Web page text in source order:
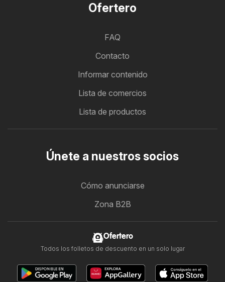
Ofertero
FAQ
Contacto
Informar contenido
Lista de comercios
Lista de productos
Únete a nuestros socios
Cómo anunciarse
Zona B2B
Ofertero
Todos los folletos de descuento en un solo lugar